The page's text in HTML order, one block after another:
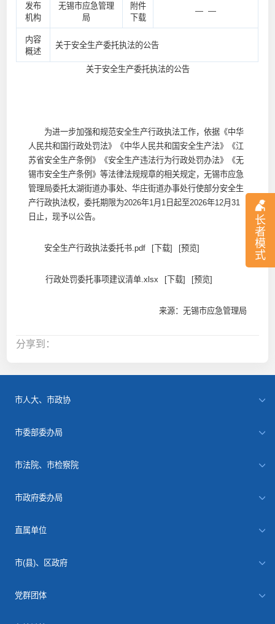
长
者
模
式
发布
机构
无锡市应急管理
局
附件
下载
— —
内容
概述
关于安全生产委托执法的公告
关于安全生产委托执法的公告
为进一步加强和规范安全生产行政执法工作，依据《中华
人民共和国行政处罚法》《中华人民共和国安全生产法》《江
苏省安全生产条例》《安全生产违法行为行政处罚办法》《无
锡市安全生产条例》等法律法规规章的相关规定，无锡市应急
管理局委托太湖街道办事处、华庄街道办事处行使部分安全生
产行政执法权，委托期限为2026年1月1日起至2026年12月31
日止，现予以公告。
安全生产行政执法委托书.pdf [下载] [预览]
行政处罚委托事项建议清单.xlsx [下载] [预览]
来源：无锡市应急管理局
分享到：
市人大、市政协
市委部委办局
市法院、市检察院
市政府委办局
直属单位
市(县)、区政府
党群团体